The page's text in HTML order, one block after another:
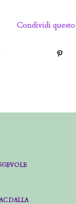
Condividi
DALLA